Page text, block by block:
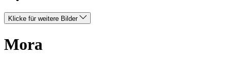
Klicke für weitere Bilder
Mora